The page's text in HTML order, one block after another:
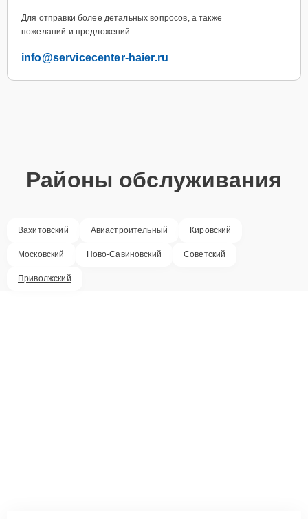
Для отправки более детальных вопросов, а также
пожеланий и предложений
info@servicecenter-haier.ru
Районы обслуживания
Вахитовский Авиастроительный Кировский
Московский Ново-Савиновский Советский
Приволжский